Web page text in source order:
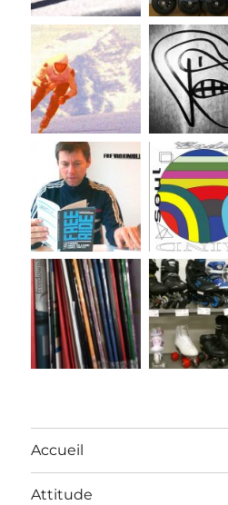
Accueil
Attitude